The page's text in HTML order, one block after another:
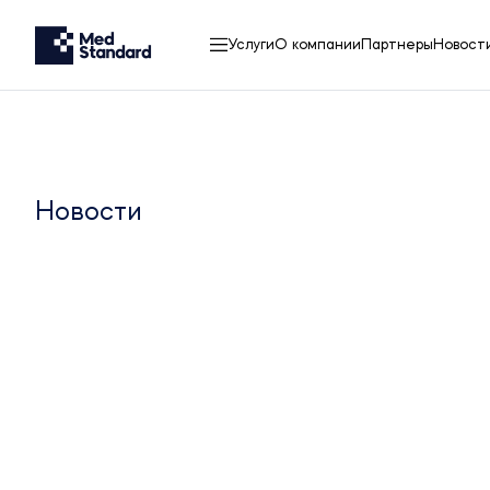
УслугиО компании Партнеры
Новости